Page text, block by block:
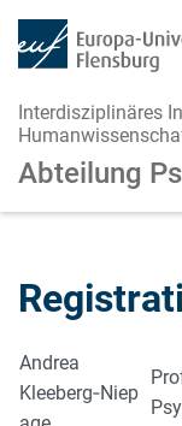
Interdisziplinäres
Abteilung
Andrea
Kleeberg‑Niep